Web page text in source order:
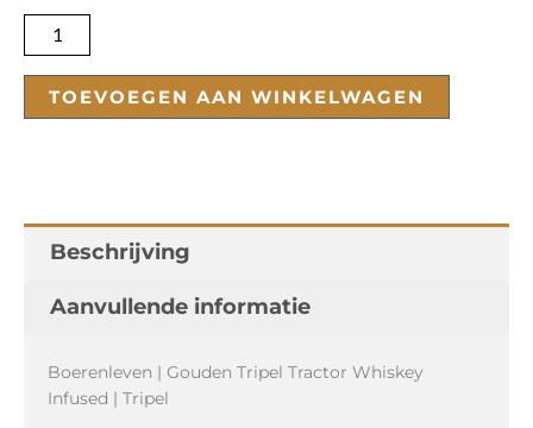
Tractor
Whiskey
aantal
TOEVOEGEN AAN WINKELWAGEN
Beschrijving
Aanvullende informatie
Boerenleven | Gouden Tripel Tractor Whiskey
Infused | Tripel